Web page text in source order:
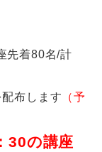
先着80名/計
布します （予
30の講座